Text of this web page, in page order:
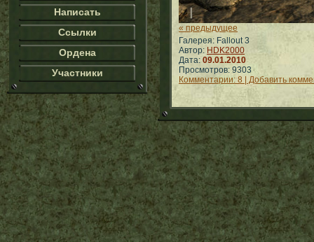
Написать
Ссылки
Ордена
Участники
« предыдущее
Галерея: Fallout 3
Автор: HDK2000
Дата: 09.01.2010
Просмотров: 9303
Комментарии: 8 | Добавить